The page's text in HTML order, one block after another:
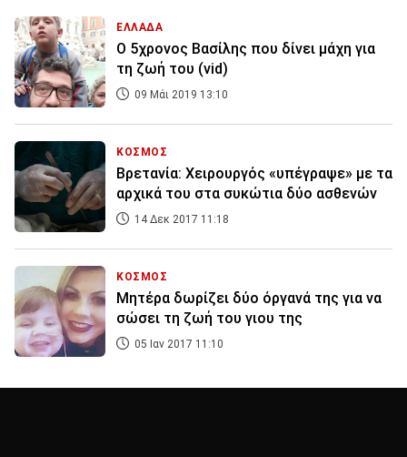
ΕΛΛΑΔΑ
Ο 5χρονος Βασίλης που δίνει μάχη για
τη ζωή του (vid)
09 Μάι 2019 13:10
ΚΟΣΜΟΣ
Βρετανία: Χειρουργός «υπέγραψε» με τα
αρχικά του στα συκώτια δύο ασθενών
14 Δεκ 2017 11:18
ΚΟΣΜΟΣ
Μητέρα δωρίζει δύο όργανά της για να
σώσει τη ζωή του γιου της
05 Ιαν 2017 11:10